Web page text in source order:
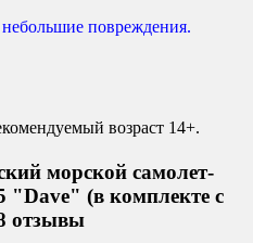
повреждения.
возраст 14+.
морской самолет-
"Dave" (в комплекте с
отзывы